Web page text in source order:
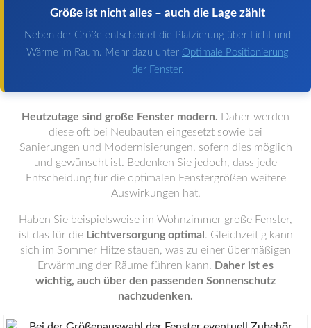
Größe ist nicht alles – auch die Lage zählt
Neben der Größe entscheidet die Platzierung über Licht und
Wärme im Raum. Mehr dazu unter Optimale Positionierung
der Fenster.
Heutzutage sind große Fenster modern. Daher werden
diese oft bei Neubauten eingesetzt sowie bei
Sanierungen und Modernisierungen, sofern dies möglich
und gewünscht ist. Bedenken Sie jedoch, dass jede
Entscheidung für die optimalen Fenstergrößen weitere
Auswirkungen hat.
Haben Sie beispielsweise im Wohnzimmer große Fenster,
ist das für die Lichtversorgung optimal . Gleichzeitig kann
sich im Sommer Hitze stauen, was zu einer übermäßigen
Erwärmung der Räume führen kann. Daher ist es
wichtig, auch über den passenden Sonnenschutz
nachzudenken.